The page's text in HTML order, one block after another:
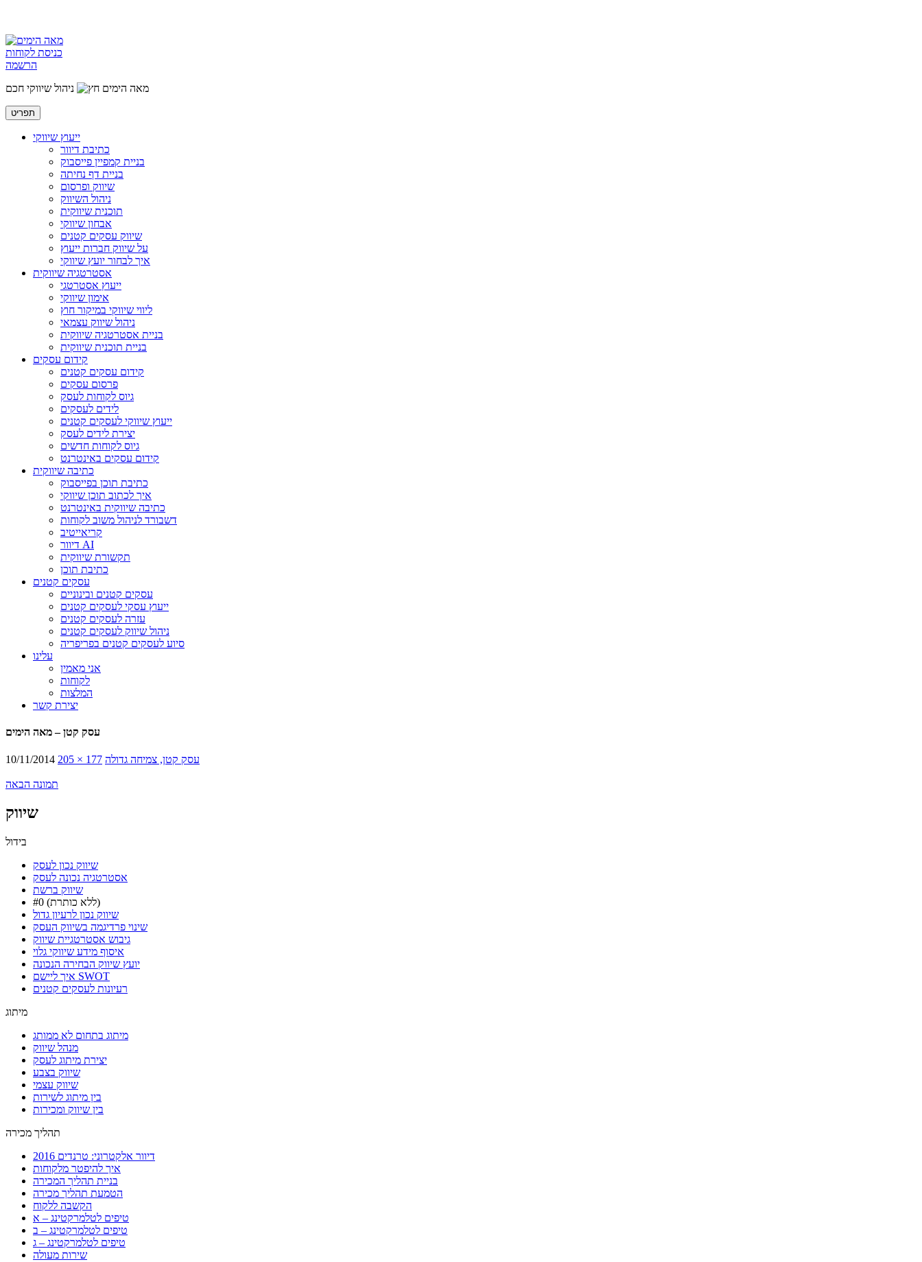
כניסת לקוחות
הרשמה
מאה הימים
ניהול שיווקי חכם
תפריט
ייעוץ שיווקי
כתיבת דיוור
בניית קמפיין פייסבוק
בניית דף נחיתה
שיווק ופרסום
ניהול השיווק
תוכנית שיווקית
אבחון שיווקי
שיווק עסקים קטנים
על שיווק חברות ייעוץ
איך לבחור יועץ שיווקי
אסטרטגיה שיווקית
ייעוץ אסטרטגי
אימון שיווקי
ליווי שיווקי במיקור חוץ
ניהול שיווק עצמאי
בניית אסטרטגיה שיווקית
בניית תוכנית שיווקית
קידום עסקים
קידום עסקים קטנים
פרסום עסקים
גיוס לקוחות לעסק
לידים לעסקים
ייעוץ שיווקי לעסקים קטנים
יצירת לידים לעסק
גיוס לקוחות חדשים
קידום עסקים באינטרנט
כתיבה שיווקית
כתיבת תוכן בפייסבוק
איך לכתוב תוכן שיווקי
כתיבה שיווקית באינטרנט
דשבורד לניהול משוב לקוחות
קריאייטיב
דיוור AI
תקשורת שיווקית
כתיבת תוכן
עסקים קטנים
עסקים קטנים ובינוניים
ייעוץ עסקי לעסקים קטנים
עזרה לעסקים קטנים
ניהול שיווק לעסקים קטנים
סיוע לעסקים קטנים בפריפריה
עלינו
אני מאמין
לקוחות
המלצות
יצירת קשר
עסק קטן – מאה הימים
10/11/2014 205 × 177 עסק קטן, צמיחה גדולה
תמונה הבאה
שיווק
בידול
שיווק נכון לעסק
אסטרטגיה נכונה לעסק
שיווק ברשת
#0 (ללא כותרת)
שיווק נכון לרעיון גדול
שינוי פרדיגמה בשיווק העסק
גיבוש אסטרטגיית שיווק
איסוף מידע שיווקי גלוי
יועץ שיווק הבחירה הנכונה
איך ליישם SWOT
רעיונות לעסקים קטנים
מיתוג
מיתוג בתחום לא ממותג
מנהל שיווק
יצירת מיתוג לעסק
שיווק בצבע
שיווק עצמי
בין מיתוג לשירות
בין שיווק ומכירות
תהליך מכירה
דיוור אלקטרוני: טרנדים 2016
איך להיפטר מלקוחות
בניית תהליך המכירה
הטמעת תהליך מכירה
הקשבה ללקוח
טיפים לטלמרקטינג – א
טיפים לטלמרקטינג – ב
טיפים לטלמרקטינג – ג
שירות מעולה